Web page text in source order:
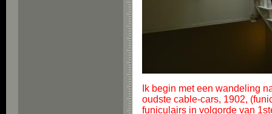
Ik begin met een wandeling
oudste cable-cars, 1902,
funiculairs in volgorde van